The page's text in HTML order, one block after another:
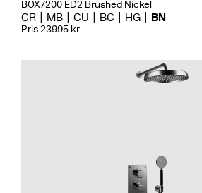
BOX7200 ED2 Brushed Nickel
CR MB CU BC HG BN
Pris 23995 kr